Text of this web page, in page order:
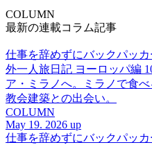
COLUMN
最新の連載コラム記事
仕事を辞めずにバックパッ
外一人旅日記 ヨーロッパ編
ア・ミラノへ。ミラノで食
教会建築との出会い。
COLUMN
May 19. 2026 up
仕事を辞めずにバックパッ